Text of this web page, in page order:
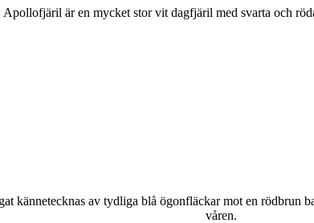
är en mycket stor vit dagfjäril med svarta och
kännetecknas av tydliga blå ögonfläckar mot en rödbrun
våren.